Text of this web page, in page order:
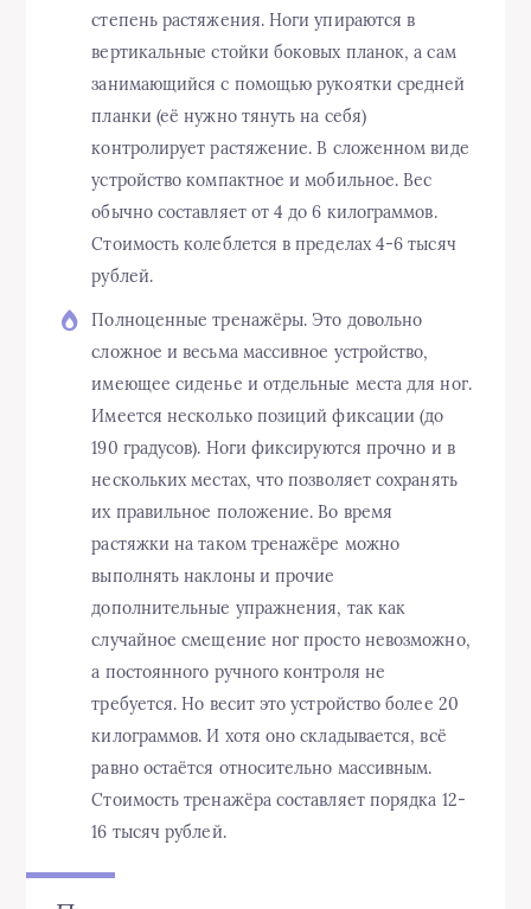
степень растяжения. Ноги упираются в
вертикальные стойки боковых планок, а сам
занимающийся с помощью рукоятки средней
планки (её нужно тянуть на себя)
контролирует растяжение. В сложенном виде
устройство компактное и мобильное. Вес
обычно составляет от 4 до 6 килограммов.
Стоимость колеблется в пределах 4-6 тысяч
рублей.
Полноценные тренажёры. Это довольно
сложное и весьма массивное устройство,
имеющее сиденье и отдельные места для ног.
Имеется несколько позиций фиксации (до
190 градусов). Ноги фиксируются прочно и в
нескольких местах, что позволяет сохранять
их правильное положение. Во время
растяжки на таком тренажёре можно
выполнять наклоны и прочие
дополнительные упражнения, так как
случайное смещение ног просто невозможно,
а постоянного ручного контроля не
требуется. Но весит это устройство более 20
килограммов. И хотя оно складывается, всё
равно остаётся относительно массивным.
Стоимость тренажёра составляет порядка 12-
16 тысяч рублей.